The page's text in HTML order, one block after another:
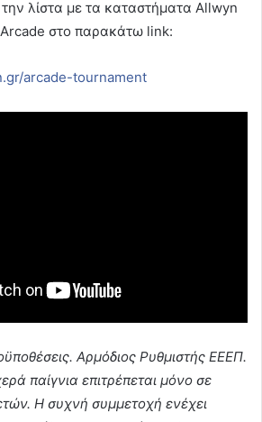
λίστα με τα καταστήματα Allwyn
στο παρακάτω link:
arcade-tournament
Αρμόδιος Ρυθμιστής ΕΕΕΠ.
παίγνια επιτρέπεται μόνο σε
Η συχνή συμμετοχή ενέχει